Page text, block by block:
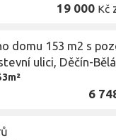
Lokalita
Lokalita19 000 Kč
domu 153 m2 s
ulici, Děčín-Bělá
6